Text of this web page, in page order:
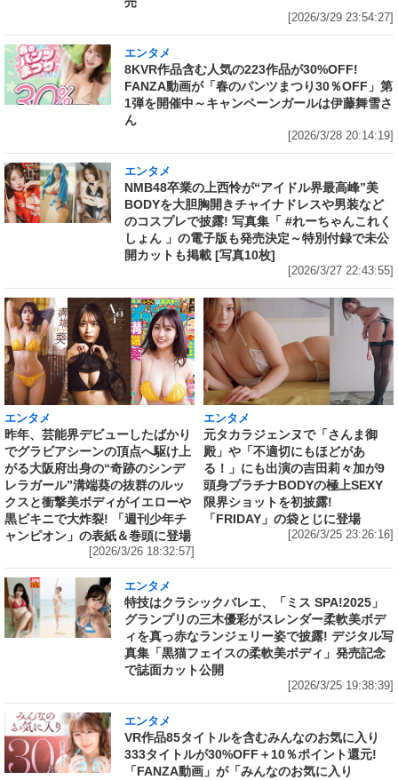
[2026/3/29 23:54:27]
エンタメ
8KVR作品含む人気の223作品が30%OFF!
FANZA動画が「春のパンツまつり30％OFF」第
1弾を開催中～キャンペーンガールは伊藤舞雪さ
ん
[2026/3/28 20:14:19]
エンタメ
NMB48卒業の上西怜が“アイドル界最高峰”美
BODYを大胆胸開きチャイナドレスや男装など
のコスプレで披露! 写真集「 #れーちゃんこれく
しょん 」の電子版も発売決定～特別付録で未公
開カットも掲載 [写真10枚]
[2026/3/27 22:43:55]
エンタメ
昨年、芸能界デビューしたばかり
でグラビアシーンの頂点へ駆け上
がる大阪府出身の“奇跡のシンデ
レラガール”溝端葵の抜群のルッ
クスと衝撃美ボディがイエローや
黒ビキニで大炸裂! 「週刊少年チ
ャンピオン」の表紙＆巻頭に登場
[2026/3/26 18:32:57]
エンタメ
元タカラジェンヌで「さんま御
殿」や「不適切にもほどがあ
る！」にも出演の吉田莉々加が9
頭身プラチナBODYの極上SEXY
限界ショットを初披露!
「FRIDAY」の袋とじに登場
[2026/3/25 23:26:16]
エンタメ
特技はクラシックバレエ、「ミス SPA!2025」
グランプリの三木優彩がスレンダー柔軟美ボデ
ィを真っ赤なランジェリー姿で披露! デジタル写
真集「黒猫フェイスの柔軟美ボディ」発売記念
で誌面カット公開
[2026/3/25 19:38:39]
エンタメ
VR作品85タイトルを含むみんなのお気に入り
333タイトルが30%OFF＋10％ポイント還元!
「FANZA動画」が「みんなのお気に入り